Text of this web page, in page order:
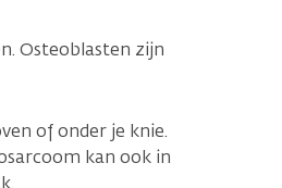
Osteoblasten zijn
of onder je knie.
kan ook in